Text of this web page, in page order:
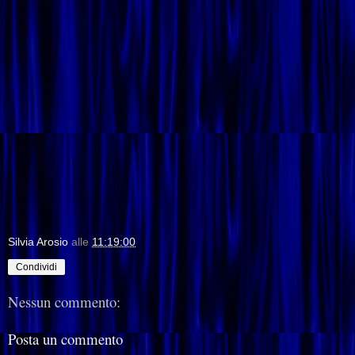
Silvia Arosio alle 11:19:00
Condividi
Nessun commento:
Posta un commento